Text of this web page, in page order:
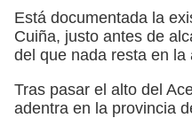
Está documentada la
Cuiña, justo antes de
del que nada resta en la
Tras pasar el alto del
adentra en la provincia